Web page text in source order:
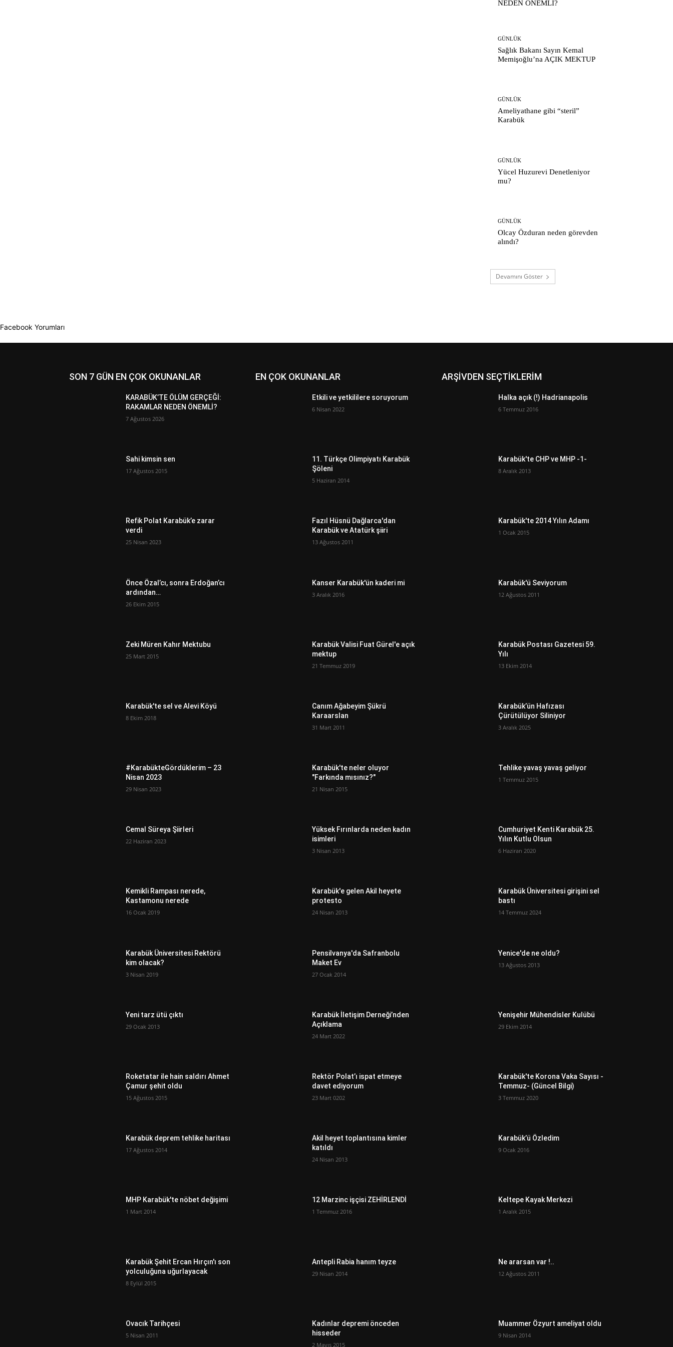
NEDEN ÖNEMLİ?
GÜNLÜK
Sağlık Bakanı Sayın Kemal
Memişoğlu’na AÇIK MEKTUP
GÜNLÜK
Ameliyathane gibi “steril”
Karabük
GÜNLÜK
Yücel Huzurevi Denetleniyor
mu?
GÜNLÜK
Olcay Özduran neden görevden
alındı?
Devamını Göster
Facebook Yorumları
SON 7 GÜN EN ÇOK OKUNANLAR
KARABÜK’TE ÖLÜM GERÇEĞİ:
RAKAMLAR NEDEN ÖNEMLİ?
7 Ağustos 2026
Sahi kimsin sen
17 Ağustos 2015
Refik Polat Karabük’e zarar
verdi
25 Nisan 2023
Önce Özal’cı, sonra Erdoğan’cı
ardından…
26 Ekim 2015
Zeki Müren Kahır Mektubu
25 Mart 2015
Karabük'te sel ve Alevi Köyü
8 Ekim 2018
#KarabükteGördüklerim – 23
Nisan 2023
29 Nisan 2023
Cemal Süreya Şiirleri
22 Haziran 2023
Kemikli Rampası nerede,
Kastamonu nerede
16 Ocak 2019
Karabük Üniversitesi Rektörü
kim olacak?
3 Nisan 2019
Yeni tarz ütü çıktı
29 Ocak 2013
Roketatar ile hain saldırı Ahmet
Çamur şehit oldu
15 Ağustos 2015
Karabük deprem tehlike haritası
17 Ağustos 2014
MHP Karabük'te nöbet değişimi
1 Mart 2014
Karabük Şehit Ercan Hırçın'ı son
yolculuğuna uğurlayacak
8 Eylül 2015
Ovacık Tarihçesi
5 Nisan 2011
EN ÇOK OKUNANLAR
Etkili ve yetkililere soruyorum
6 Nisan 2022
11. Türkçe Olimpiyatı Karabük
Şöleni
5 Haziran 2014
Fazıl Hüsnü Dağlarca'dan
Karabük ve Atatürk şiiri
13 Ağustos 2011
Kanser Karabük'ün kaderi mi
3 Aralık 2016
Karabük Valisi Fuat Gürel'e açık
mektup
21 Temmuz 2019
Canım Ağabeyim Şükrü
Karaarslan
31 Mart 2011
Karabük'te neler oluyor
"Farkında mısınız?"
21 Nisan 2015
Yüksek Fırınlarda neden kadın
isimleri
3 Nisan 2013
Karabük'e gelen Akil heyete
protesto
24 Nisan 2013
Pensilvanya'da Safranbolu
Maket Ev
27 Ocak 2014
Karabük İletişim Derneği’nden
Açıklama
24 Mart 2022
Rektör Polat’ı ispat etmeye
davet ediyorum
23 Mart 0202
Akil heyet toplantısına kimler
katıldı
24 Nisan 2013
12 Marzinc işçisi ZEHİRLENDİ
1 Temmuz 2016
Antepli Rabia hanım teyze
29 Nisan 2014
Kadınlar depremi önceden
hisseder
2 Mayıs 2015
ARŞİVDEN SEÇTİKLERİM
Halka açık (!) Hadrianapolis
6 Temmuz 2016
Karabük'te CHP ve MHP -1-
8 Aralık 2013
Karabük'te 2014 Yılın Adamı
1 Ocak 2015
Karabük'ü Seviyorum
12 Ağustos 2011
Karabük Postası Gazetesi 59.
Yılı
13 Ekim 2014
Karabük’ün Hafızası
Çürütülüyor Siliniyor
3 Aralık 2025
Tehlike yavaş yavaş geliyor
1 Temmuz 2015
Cumhuriyet Kenti Karabük 25.
Yılın Kutlu Olsun
6 Haziran 2020
Karabük Üniversitesi girişini sel
bastı
14 Temmuz 2024
Yenice'de ne oldu?
13 Ağustos 2013
Yenişehir Mühendisler Kulübü
29 Ekim 2014
Karabük'te Korona Vaka Sayısı -
Temmuz- (Güncel Bilgi)
3 Temmuz 2020
Karabük’ü Özledim
9 Ocak 2016
Keltepe Kayak Merkezi
1 Aralık 2015
Ne ararsan var !..
12 Ağustos 2011
Muammer Özyurt ameliyat oldu
9 Nisan 2014